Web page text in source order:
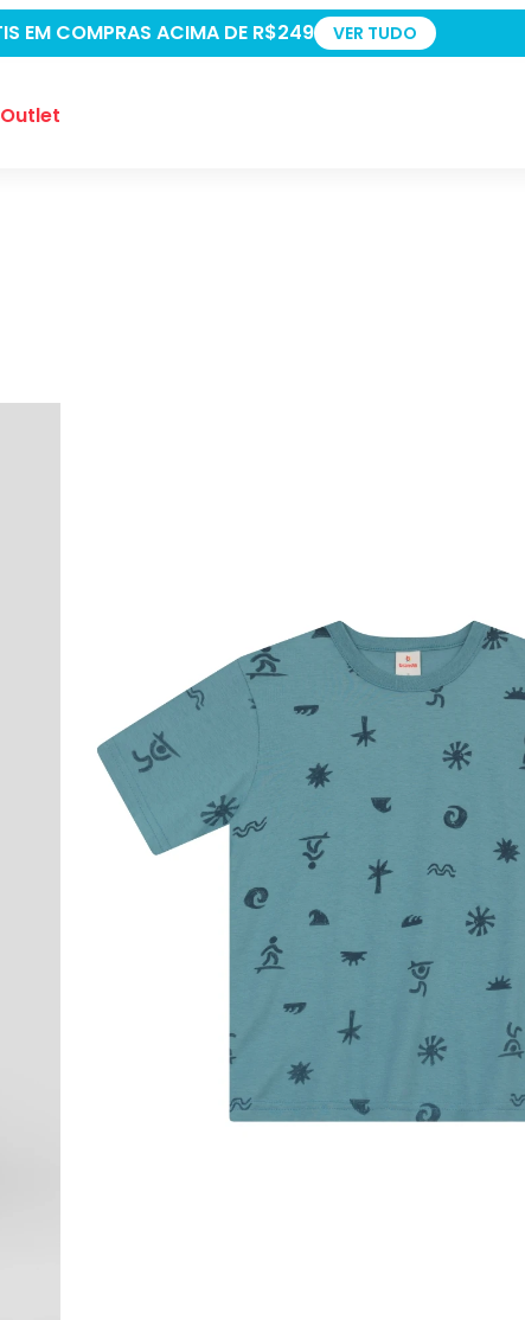
+5% OFF PAGANDO NO PIX VER TUDO
Outlet